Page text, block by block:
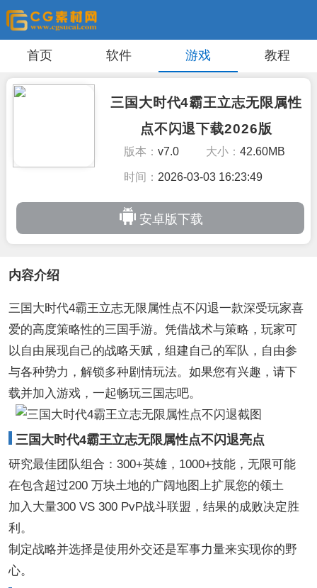
首页 软件 游戏 教程
三国大时代4霸王立志无限属性
点不闪退下载2026版
版本： v7.0 大小：42.60MB
时间： 2026-03-03 16:23:49
安卓版下载
内容介绍
三国大时代4霸王立志无限属性点不闪退一款深受玩家喜
爱的高度策略性的三国手游。凭借战术与策略，玩家可
以自由展现自己的战略天赋，组建自己的军队，自由参
与各种势力，解锁多种剧情玩法。如果您有兴趣，请下
载并加入游戏，一起畅玩三国志吧。
三国大时代4霸王立志无限属性点不闪退亮点
研究最佳团队组合：300+英雄，1000+技能，无限可能
在包含超过200 万块土地的广阔地图上扩展您的领土
加入大量300 VS 300 PvP战斗联盟，结果的成败决定胜
利。
制定战略并选择是使用外交还是军事力量来实现你的野
心。